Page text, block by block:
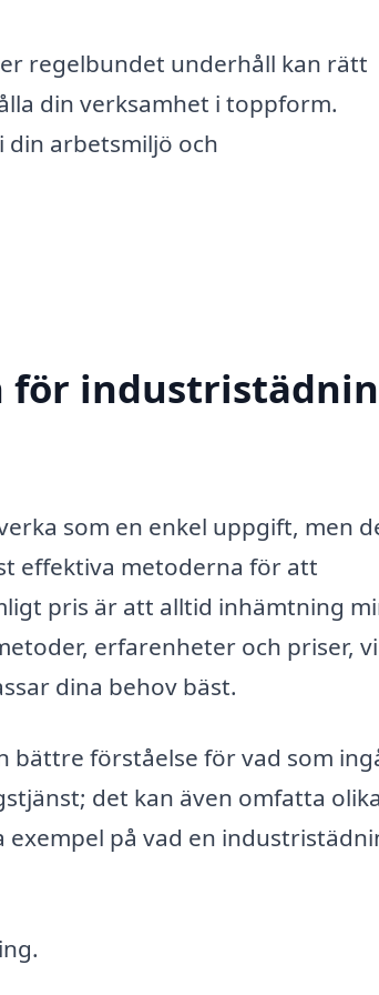
regelbundet underhåll kan rätt
din verksamhet i toppform.
din arbetsmiljö och
för
som en enkel uppgift, men
effektiva metoderna för att
pris är att alltid inhämtning
erfarenheter och priser,
dina behov bäst.
bättre förståelse för vad som
det kan även omfatta
på vad en